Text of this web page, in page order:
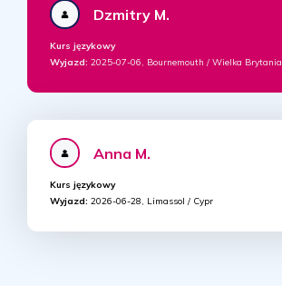
Dzmitry M.
Kurs językowy
Wyjazd: 2025-07-06, Bournemouth / Wielka Brytania
Anna M.
Kurs językowy
Wyjazd: 2026-06-28, Limassol / Cypr